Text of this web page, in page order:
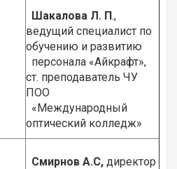
Шакалова Л. П.,
ведущий специалист по
обучению и развитию
персонала «Айкрафт»,
ст. преподаватель ЧУ
ПОО
«Международный
оптический колледж»
Смирнов А.С, директор